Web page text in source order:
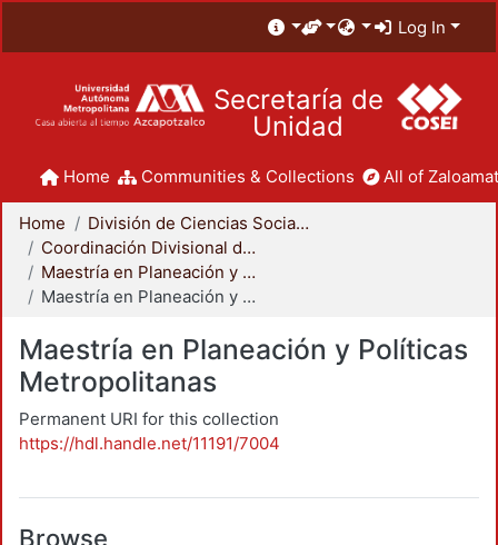
Log In
Secretaría de
Unidad
Home Communities & Collections All of
Home
División de Ciencias Sociales y Humanidades
Coordinación Divisional de Posgrado
Maestría en Planeación y Políticas Metropolitanas
Maestría en Planeación y Políticas Metropolitanas
Maestría en Planeación y Políticas
Metropolitanas
Permanent URI for this collection
https://hdl.handle.net/11191/7004
Browse